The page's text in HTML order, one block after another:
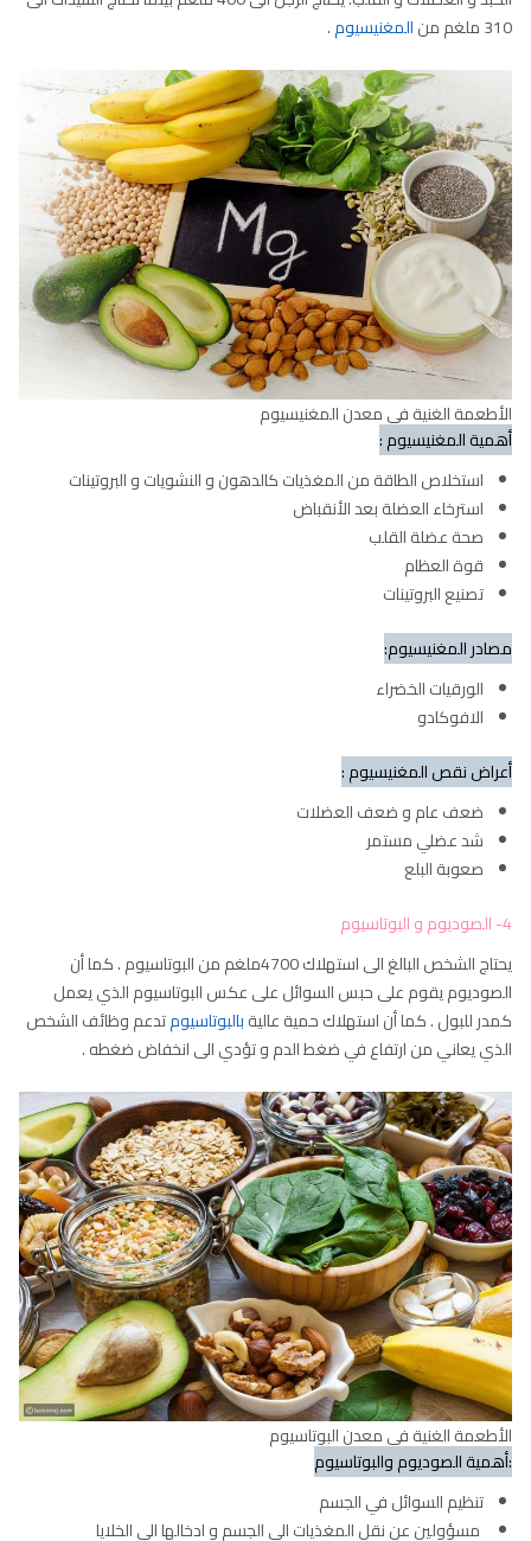
310 ملغم من
المغنيسيوم.
الأطعمة الغنية في معدن المغنيسيوم
أهمية المغنيسيوم :
استخلاص الطاقة من المغذيات كالدهون و النشويات و البروتينات
استرخاء العضلة بعد الأنقباض
صحة عضلة القلب
قوة العظام
تصنيع البروتينات
مصادر المغنيسيوم:
الورقيات الخضراء
الافوكادو
أعراض نقص المغنيسيوم :
ضعف عام و ضعف العضلات
شد عضلي مستمر
صعوبة البلع
4- الصوديوم و البوتاسيوم
يحتاج الشخص البالغ الى استهلاك 4700ملغم من البوتاسيوم . كما أن
الصوديوم يقوم على حبس السوائل على عكس البوتاسيوم الذي يعمل
كمدر للبول . كما أن استهلاك حمية عاليةبالبوتاسيومتدعم وظائف الشخص
الذي يعاني من ارتفاع في ضغط الدم و تؤدي الى انخفاض ضغطه .
الأطعمة الغنية في معدن البوتاسيوم
:أهمية الصوديوم والبوتاسيوم
تنظيم السوائل في الجسم
مسؤولين عن نقل المغذيات الى الجسم و ادخالها الى الخلايا